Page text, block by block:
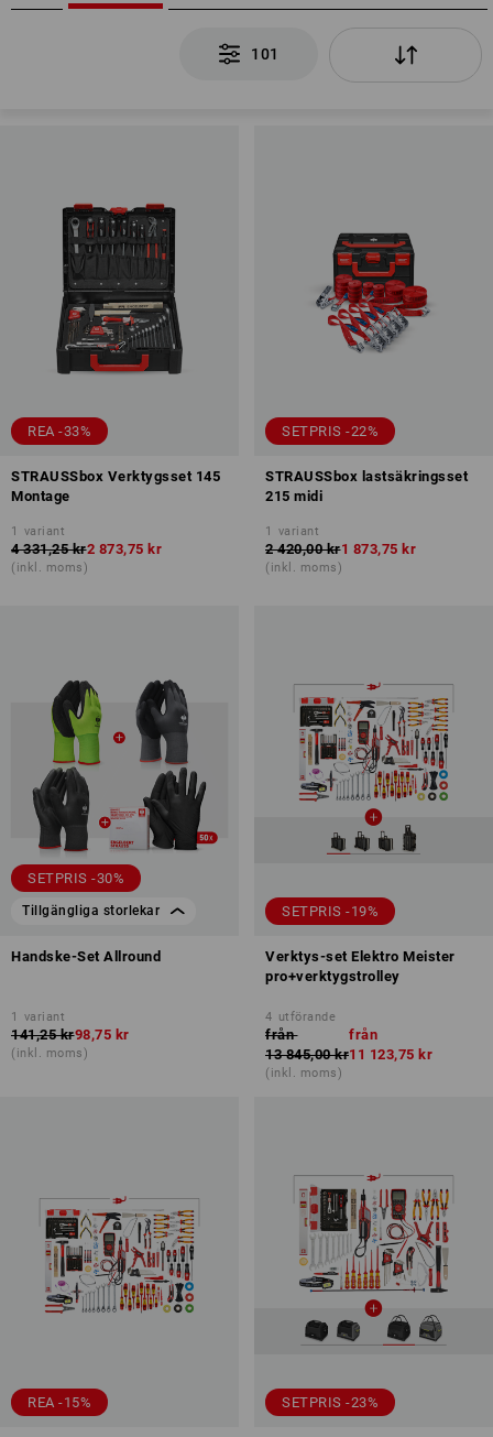
101
REA -33%
STRAUSSbox Verktygsset 145
Montage
1 variant
4 331,25 kr2 873,75 kr
(inkl. moms)
SETPRIS -22%
STRAUSSbox lastsäkringsset
215 midi
1 variant
2 420,00 kr1 873,75 kr
(inkl. moms)
SETPRIS -30%
Tillgängliga storlekar
Handske-Set Allround
1 variant
141,25 kr98,75 kr
(inkl. moms)
SETPRIS -19%
Verktys-set Elektro Meister
pro+verktygstrolley
4 utförande
från
13 845,00 kr
från
11 123,75 kr
(inkl. moms)
REA -15% SETPRIS -23%